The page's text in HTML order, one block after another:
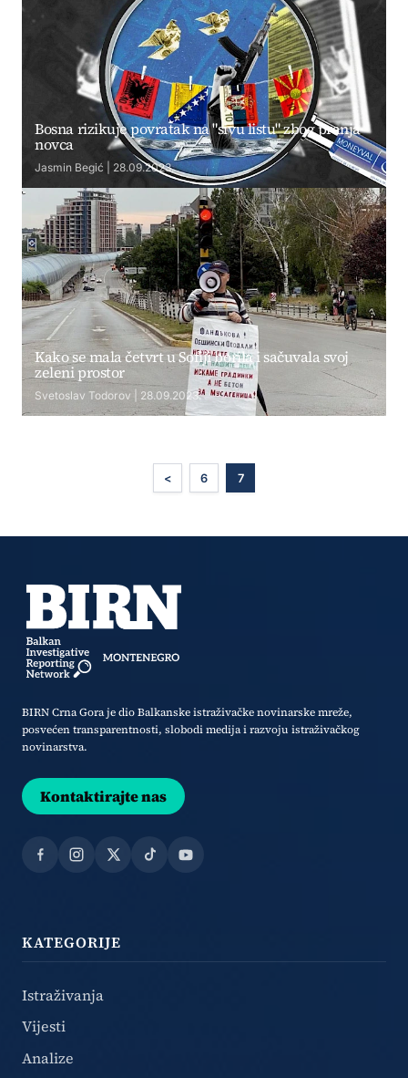
Bosna rizikuje povratak na "sivu listu" zbog pranja
novca
Jasmin Begić | 28.09.2023.
Kako se mala četvrt u Sofiji borila i sačuvala svoj
zeleni prostor
Svetoslav Todorov | 28.09.2023.
< 6 7
BIRN Crna Gora je dio Balkanske istraživačke novinarske mreže,
posvećen transparentnosti, slobodi medija i razvoju istraživačkog
novinarstva.
Kontaktirajte nas
Facebook
Instagram
X TikTokYouTube
KATEGORIJE
Istraživanja
Vijesti
Analize